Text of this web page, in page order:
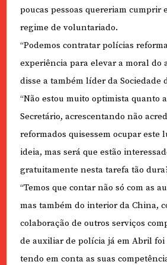
poucas pessoas quereriam cumprir
regime de voluntariado.
“Podemos contratar polícias
experiência para elevar a moral do
disse a também líder da Sociedade
“Não estou muito optimista quanto
Secretário, acrescentando não
reformados quisessem ocupar este
ideia, mas será que estão
gratuitamente nesta tarefa tão
“Temos que contar não só com as
mas também do interior da China,
colaboração de outros serviços
de auxiliar de polícia já em Abril foi
tendo em conta as suas